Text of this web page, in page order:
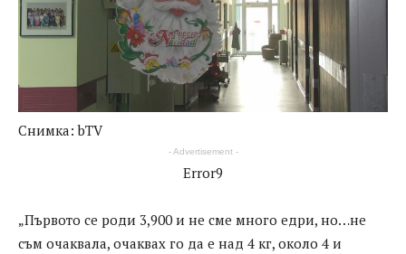
Снимка: bTV
- Advertisement -
Error9
„Първото се роди 3,900 и не сме много едри, но…не
съм очаквала, очаквах го да е над 4 кг, около 4 и